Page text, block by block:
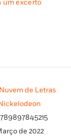
um excerto
Nuvem de Letras
de 2022